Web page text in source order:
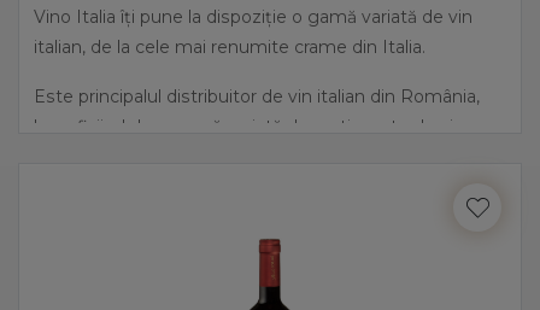
Vino Italia îți pune la dispoziție o gamă variată de vin
italian, de la cele mai renumite crame din Italia.
Este principalul distribuitor de vin italian din România,
beneficiind de o gamă variată de sortimente de vin,
Italia beneficiază de o suprafață de peste 702.000 de
hectare de viță de vie, fiind unul dintre cei mai mari
producători de vin italian din lume. Acest vin italian